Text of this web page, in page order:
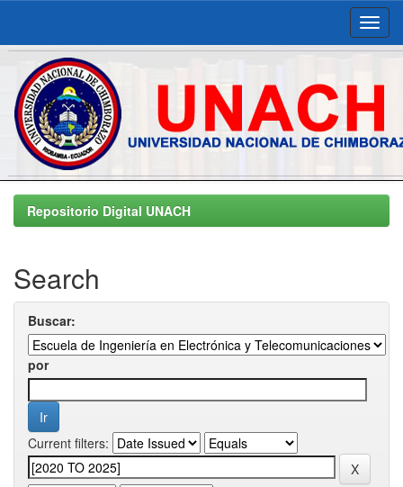
Skip
navigationRepositorio Digital UNACH
Search
Buscar:
por
Current filters: